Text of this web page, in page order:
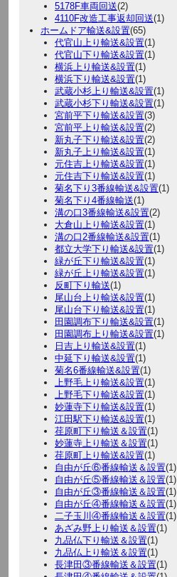
5178F車両回送(2)
4110F改造工事返却回送(1)
ホームドア輸送&設置(65)
代官山上り輸送&設置(1)
代官山下り輸送&設置(1)
横浜上り輸送&設置(1)
横浜下り輸送&設置(1)
武蔵小杉上り輸送&設置(1)
武蔵小杉下り輸送&設置(1)
宮前平下り輸送&設置(3)
宮前平上り輸送&設置(2)
新丸子下り輸送&設置(2)
新丸子上り輸送&設置(1)
元住吉上り輸送&設置(1)
元住吉下り輸送&設置(1)
菊名下り3番線輸送&設置(1)
菊名下り4番線輸送(1)
溝の口3番線輸送&設置(2)
大倉山上り輸送&設置(1)
溝の口2番線輸送&設置(1)
都立大学下り輸送&設置(1)
緑が丘下り輸送&設置(1)
緑が丘上り輸送&設置(1)
反町下り輸送(1)
尾山台上り輸送&設置(1)
尾山台下り輸送&設置(1)
田園調布下り輸送&設置(1)
田園調布上り輸送&設置(1)
日吉上り輸送&設置(1)
中延下り輸送&設置(1)
菊名6番線輸送&設置(1)
上野毛上り輸送&設置(1)
上野毛下り輸送&設置(1)
妙蓮寺下り輸送&設置(1)
江田駅下り輸送&設置(1)
荏原町下り輸送＆設置(1)
妙蓮寺上り輸送＆設置(1)
荏原町上り輸送&設置(1)
自由が丘⑥番線輸送＆設置(1)
自由が丘⑤番線輸送＆設置(1)
自由が丘③番線輸送＆設置(1)
自由が丘④番線輸送＆設置(1)
二子玉川④番線輸送＆設置(1)
あざみ野上り輸送＆設置(1)
九品仏下り輸送＆設置(1)
九品仏上り輸送＆設置(1)
長津田③番線輸送＆設置(1)